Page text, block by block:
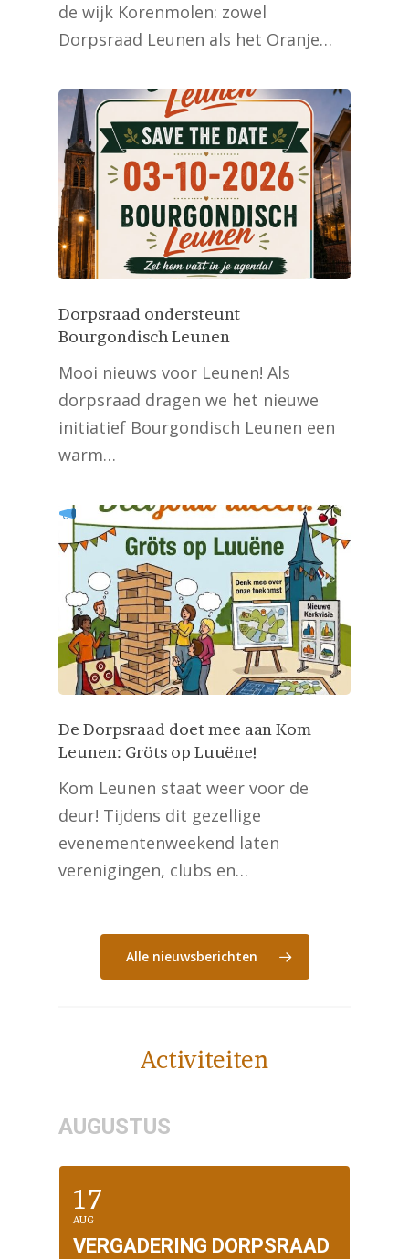
de wijk Korenmolen: zowel
Dorpsraad Leunen als het Oranje…
Dorpsraad ondersteunt
Bourgondisch Leunen
Mooi nieuws voor Leunen! Als
dorpsraad dragen we het nieuwe
initiatief Bourgondisch Leunen een
warm…
De Dorpsraad doet mee aan Kom
Leunen: Gröts op Luuëne!
Kom Leunen staat weer voor de
deur! Tijdens dit gezellige
evenementenweekend laten
verenigingen, clubs en…
Alle nieuwsberichten
Activiteiten
AUGUSTUS
17
AUG
VERGADERING DORPSRAAD